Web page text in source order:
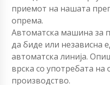
приемот на нашата
опрема.
Автоматска машина за
да биде или независна
автоматска линија.
врска со употребата
производство.